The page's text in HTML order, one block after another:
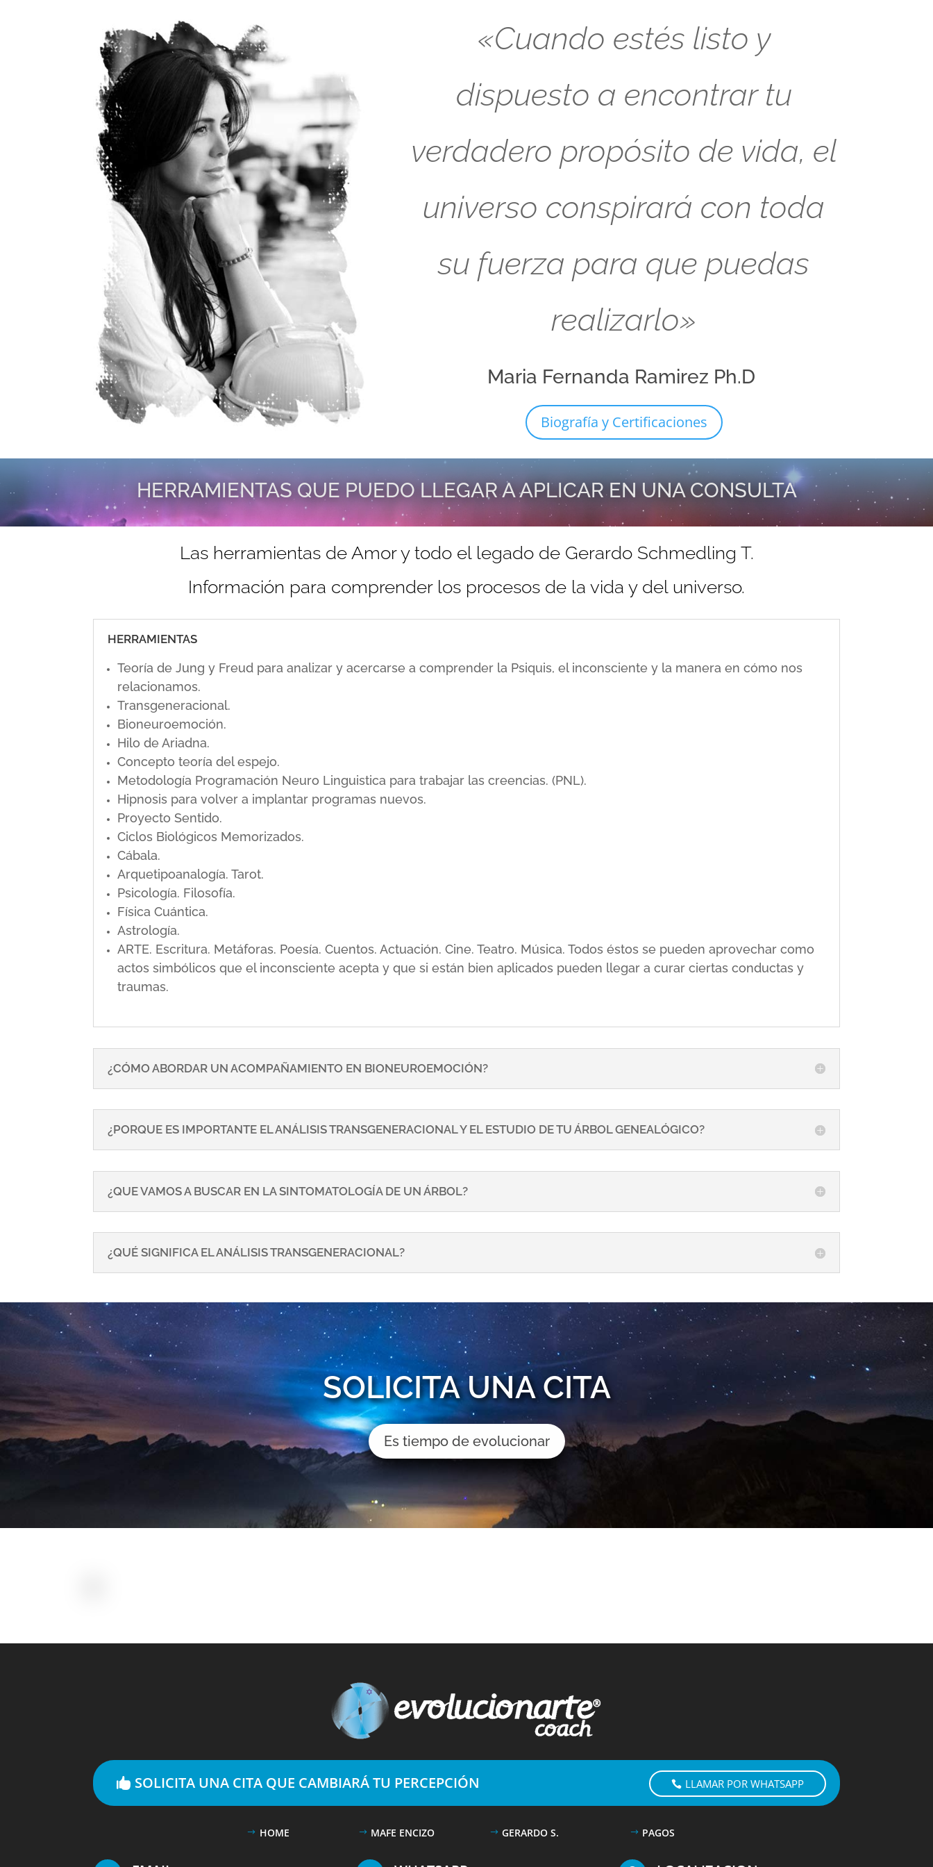
«Cuando estés listo y
dispuesto a encontrar tu
verdadero propósito de vida, el
universo conspirará con toda
su fuerza para que puedas
realizarlo»
Maria Fernanda Ramirez Ph.D
Biografía y Certificaciones
HERRAMIENTAS QUE PUEDO LLEGAR A APLICAR EN UNA CONSULTA
Las herramientas de Amor y todo el legado de Gerardo Schmedling T.
Información para comprender los procesos de la vida y del universo.
HERRAMIENTAS
Teoría de Jung y Freud para analizar y acercarse a comprender la Psiquis, el inconsciente y la manera en cómo nos
relacionamos.
Transgeneracional.
Bioneuroemoción.
Hilo de Ariadna.
Concepto teoría del espejo.
Metodología Programación Neuro Linguistica para trabajar las creencias. (PNL).
Hipnosis para volver a implantar programas nuevos.
Proyecto Sentido.
Ciclos Biológicos Memorizados.
Cábala.
Arquetipoanalogía. Tarot.
Psicología. Filosofía.
Física Cuántica.
Astrología.
ARTE. Escritura. Metáforas. Poesía. Cuentos. Actuación. Cine. Teatro. Música. Todos éstos se pueden aprovechar como
actos simbólicos que el inconsciente acepta y que si están bien aplicados pueden llegar a curar ciertas conductas y
traumas.
¿CÓMO ABORDAR UN ACOMPAÑAMIENTO EN BIONEUROEMOCIÓN?
¿PORQUE ES IMPORTANTE EL ANÁLISIS TRANSGENERACIONAL Y EL ESTUDIO DE TU ÁRBOL GENEALÓGICO?
¿QUE VAMOS A BUSCAR EN LA SINTOMATOLOGÍA DE UN ÁRBOL?
¿QUÉ SIGNIFICA EL ANÁLISIS TRANSGENERACIONAL?
SOLICITA UNA CITA
Es tiempo de evolucionar
SOLICITA UNA CITA QUE CAMBIARÁ TU PERCEPCIÓN LLAMAR POR WHATSAPP
HOME MAFE ENCIZO GERARDO S. PAGOS